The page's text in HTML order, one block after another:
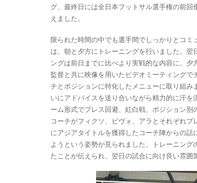
グ、最終日には全日本フットサル選手権の前
えました。
限られた時間の中でも選手間でしっかりとコ
は、朝と夕方にトレーニングを行いました。
ングは前日までに比べより実戦的な内容に。
監督と共に映像を用いたビデオミーティング
チとポジションに特化したメニューに取り組
いにアドバイスを送り合いながら精力的に汗
ーム形式でプレス回避、紅白戦、ポジション
コーチがフィクソ、ピヴォ、アラとそれぞれ
にアジアタイトルを獲得したコーチ陣からの
ようという姿勢が見られました。トレーニン
たことが伝えられ、翌日の試合に向け良い雰囲